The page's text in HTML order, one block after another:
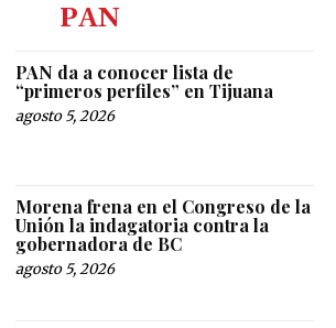
PAN
PAN da a conocer lista de
“primeros perfiles” en Tijuana
agosto 5, 2026
Morena frena en el Congreso de la
Unión la indagatoria contra la
gobernadora de BC
agosto 5, 2026